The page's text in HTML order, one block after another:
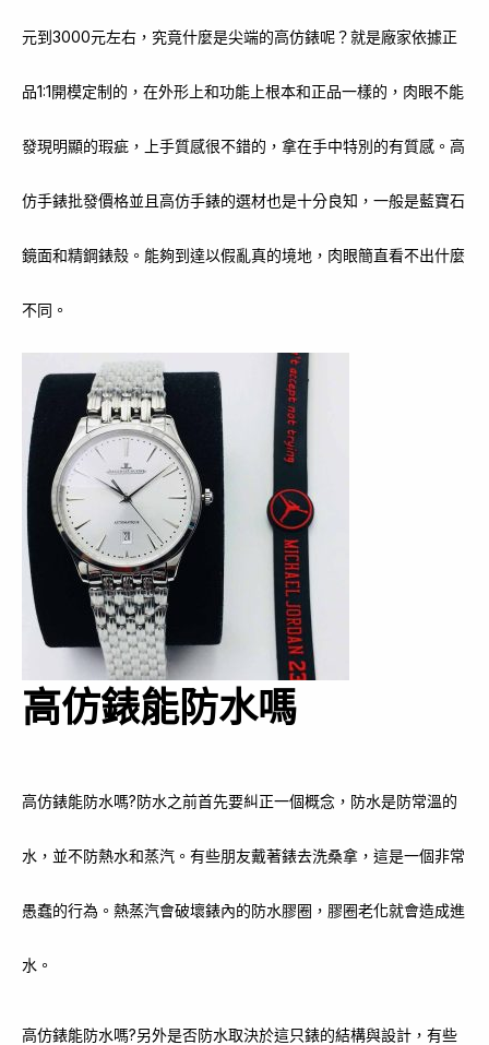
元到3000元左右，究竟什麼是尖端的高仿錶呢？就是廠家依據正
品1:1開模定制的，在外形上和功能上根本和正品一樣的，肉眼不能
發現明顯的瑕疵，上手質感很不錯的，拿在手中特別的有質感。高
仿手錶批發價格並且高仿手錶的選材也是十分良知，一般是藍寶石
鏡面和精鋼錶殼。能夠到達以假亂真的境地，肉眼簡直看不出什麼
不同。
高仿錶能防水嗎
高仿錶能防水嗎?防水之前首先要糾正一個概念，防水是防常溫的
水，並不防熱水和蒸汽。有些朋友戴著錶去洗桑拿，這是一個非常
愚蠢的行為。熱蒸汽會破壞錶內的防水膠圈，膠圈老化就會造成進
水。
高仿錶能防水嗎?另外是否防水取決於這只錶的結構與設計，有些